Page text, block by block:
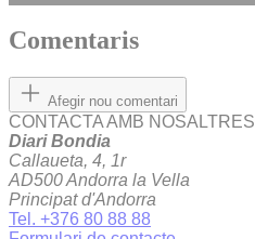
Comentaris
Afegir nou comentari
CONTACTA AMB NOSALTRES
Diari Bondia
Callaueta, 4, 1r
AD500 Andorra la Vella
Principat d'Andorra
Tel. +376 80 88 88